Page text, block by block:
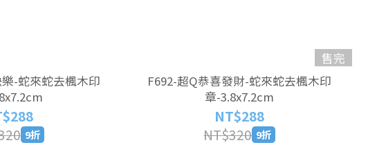
-蛇來蛇去楓木印
9折
售完
F692-超Q恭喜發財-蛇來蛇去楓木印
章-3.8x7.2cm
NT$288
NT$320 9折